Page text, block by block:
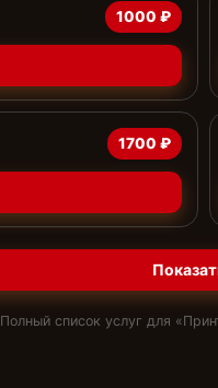
1000 ₽
1700 ₽
Полный список услуг для «